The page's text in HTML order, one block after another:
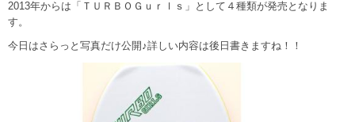
2013年からは「ＴＵＲＢＯＧｕｒｌｓ」として４種類が発売となりま
す。
今日はさらっと写真だけ公開♪詳しい内容は後日書きますね！！